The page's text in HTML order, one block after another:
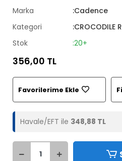
Marka
:Cadence
Kategori
:CROCODILE
Stok
:20+
356,00 TL
Favorilerime Ekle
Havale/EFT ile 348,88 TL